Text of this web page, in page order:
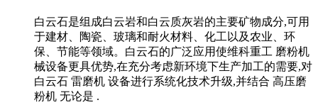
白云石是组成白云岩和白云质灰岩的主要矿物成分,可用
于建材、陶瓷、玻璃和耐火材料、化工以及农业、环
保、节能等领域。白云石的广泛应用使维科重工 磨粉机
械设备更具优势,在充分考虑新环境下生产加工的需要,对
白云石 雷磨机 设备进行系统化技术升级,并结合 高压磨
粉机 无论是 .